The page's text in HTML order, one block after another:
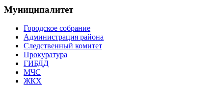
Муниципалитет
Городское собрание
Администрация района
Следственный комитет
Прокуратура
ГИБДД
МЧС
ЖКХ